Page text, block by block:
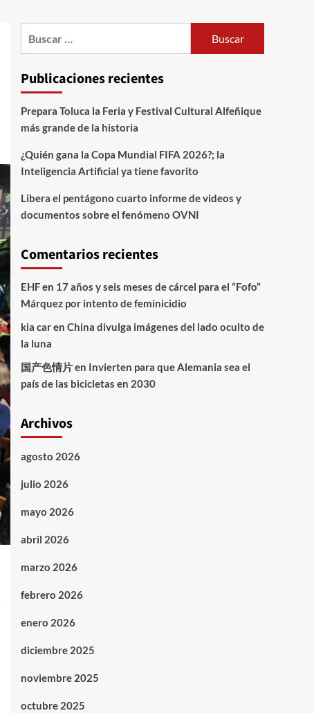
Publicaciones recientes
Prepara Toluca la Feria y Festival Cultural Alfeñique
más grande de la historia
¿Quién gana la Copa Mundial FIFA 2026?; la
Inteligencia Artificial ya tiene favorito
Libera el pentágono cuarto informe de videos y
documentos sobre el fenómeno OVNI
Comentarios recientes
EHFen 17 años y seis meses de cárcel para el “Fofo”
Márquez por intento de feminicidio
kia caren China divulga imágenes del lado oculto de
la luna
国产色情片en Invierten para que Alemania sea el
país de las bicicletas en 2030
Archivos
agosto 2026
julio 2026
mayo 2026
abril 2026
marzo 2026
febrero 2026
enero 2026
diciembre 2025
noviembre 2025
octubre 2025